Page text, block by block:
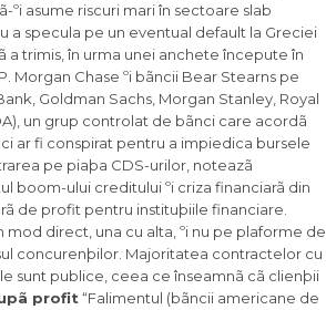
asume riscuri mari în sectoare slab
a specula pe un eventual default la Greciei
a trimis, în urma unei anchete începute în
Morgan Chase ºi bãncii Bear Stearns pe
Goldman Sachs, Morgan Stanley, Royal
un grup controlat de bãnci care acordã
ar fi conspirat pentru a impiedica bursele
pe piaþa CDS-urilor, noteazã
boom-ului creditului ºi criza financiarã din
de profit pentru instituþiile financiare.
direct, una cu alta, ºi nu pe plaforme de
concurenþilor. Majoritatea contractelor cu
sunt publice, ceea ce înseamnã cã clienþii
profit “Falimentul (bãncii americane de